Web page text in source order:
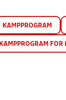
KAMPPROGRAM
KAMPPROGRAM FOR